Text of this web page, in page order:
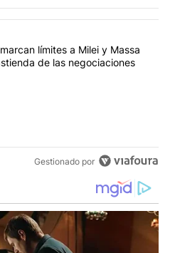
con más comentarios en los
título "Los gobernadores marcan
límites a Milei y Massa
de las negociaciones
título "" con 6 comentarios.
Gestionado por